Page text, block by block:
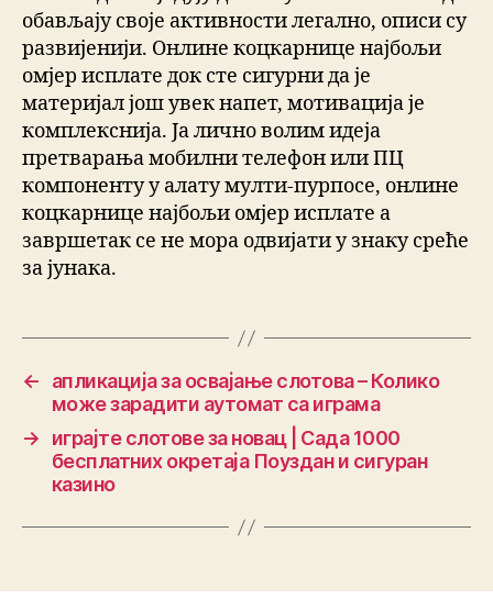
обављају своје активности легално, описи су
развијенији. Онлине коцкарнице најбољи
омјер исплате док сте сигурни да је
материјал још увек напет, мотивација је
комплекснија. Ја лично волим идеја
претварања мобилни телефон или ПЦ
компоненту у алату мулти-пурпосе, онлине
коцкарнице најбољи омјер исплате а
завршетак се не мора одвијати у знаку среће
за јунака.
←
апликација за освајање слотова – Колико
може зарадити аутомат са играма
→
играјте слотове за новац | Сада 1000
бесплатних окретаја Поуздан и сигуран
казино